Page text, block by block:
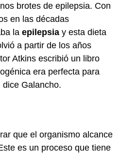
brotes de epilepsia. Con
en las décadas
la epilepsia y esta dieta
a partir de los años
Atkins escribió un libro
era perfecta para
Galancho.
que el organismo alcance
es un proceso que tiene